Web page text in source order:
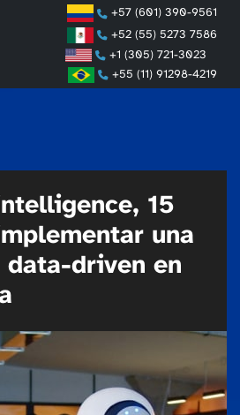
+57 (601) 390-9561
+52 (55) 5273 7586
+1 (305) 721-3023
+55 (11) 91298-4219
15
una
driven en